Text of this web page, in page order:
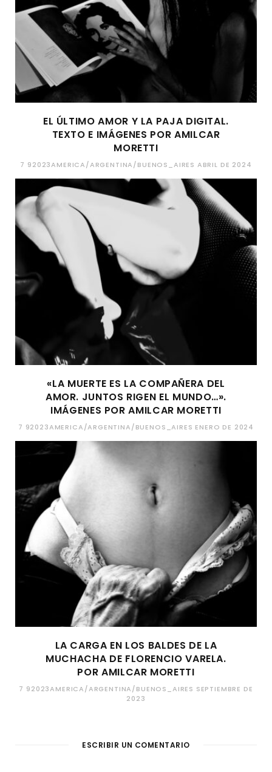
EL ÚLTIMO AMOR Y LA PAJA DIGITAL.
TEXTO E IMÁGENES POR AMILCAR
MORETTI
7 92023AMERICA/ARGENTINA/BUENOS_AIRES ABRIL DE 2024
«LA MUERTE ES LA COMPAÑERA DEL
AMOR. JUNTOS RIGEN EL MUNDO…».
IMÁGENES POR AMILCAR MORETTI
7 92023AMERICA/ARGENTINA/BUENOS_AIRES ENERO DE 2024
LA CARGA EN LOS BALDES DE LA
MUCHACHA DE FLORENCIO VARELA.
POR AMILCAR MORETTI
7 92023AMERICA/ARGENTINA/BUENOS_AIRES SEPTIEMBRE DE
2023
ESCRIBIR UN COMENTARIO